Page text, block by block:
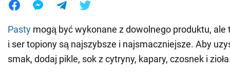
Pasty mogą być wykonane z dowolnego produktu, ale
i ser topiony są najszybsze i najsmaczniejsze. Aby
smak, dodaj pikle, sok z cytryny, kapary, czosnek i